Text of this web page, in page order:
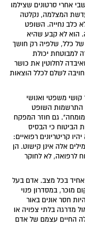
אחרי סרטונים שצילמו
המצלמה, נקלטה
כלב נחייה. השופט
הוא לא קבע שהיא
כלל, שלפיה רק חושך
למבוטחת יכולת
לחלוטין את כושר
לשלם לכלל הוצאות
קושי משפטי ואנושי
התרשמות השופט
מומחה". גם חוזר המפקח
הביטוח כי הבסיס
קריטריונים רפואיים:
אלה אינן קישוט. הן
לרפואה, לא לחוקר
אחיד בכל מצב. אדם בעל
במקום מוכר, במסדרון פנוי
חסר אונים באור
מדרגה בלתי צפויה או
החיים עצמם של אדם